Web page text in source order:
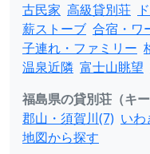
古民家 高級貸別荘
薪ストーブ 合宿・ワ
子連れ・ファミリー
温泉近隣 富士山眺望
福島県の貸別荘（キ
郡山・須賀川(7) いわ
地図から探す